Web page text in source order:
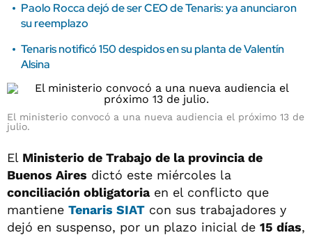
Paolo Rocca dejó de ser CEO de Tenaris: ya anunciaron
su reemplazo
Tenaris notificó 150 despidos en su planta de Valentín
Alsina
El ministerio convocó a una nueva audiencia el próximo 13 de
julio.
El Ministerio de Trabajo de la provincia de
Buenos Aires dictó este miércoles la
conciliación obligatoriaen el conflicto que
mantiene Tenaris SIAT con sus trabajadores y
dejó en suspenso, por un plazo inicial de 15 días,